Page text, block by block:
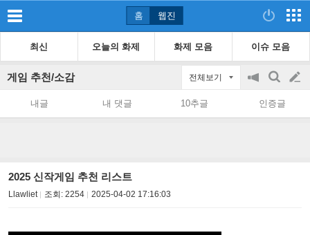
홈 웹진
최신 오늘의 화제 화제 모음 이슈 모음
게임 추천/소감 전체보기
공
on/off
검
색
글
쓰
내글 내 댓글 10추글 인증글
2025 신작게임 추천 리스트
Llawliet 조회: 2254 2025-04-02 17:16:03